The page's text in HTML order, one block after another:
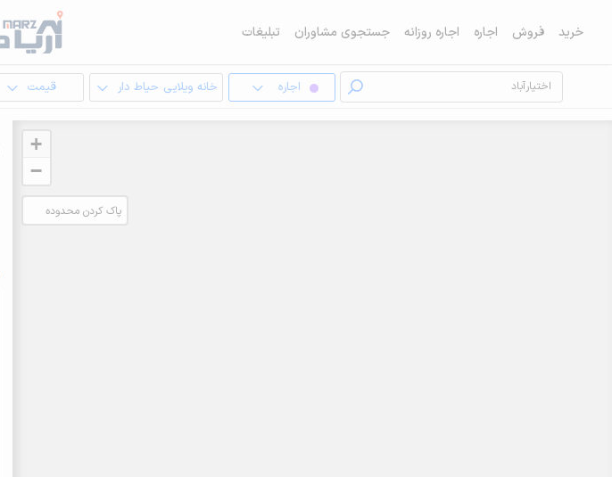
خرید فروش اجاره اجاره روزانه جستجوی مشاوران تبلیغات
اجاره خانه ویلایی حیاط دار قیمت
+
−
پاک کردن محدوده